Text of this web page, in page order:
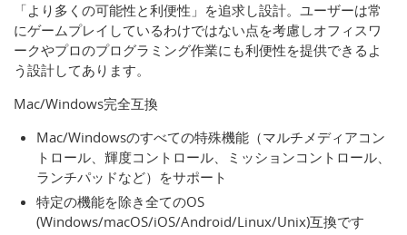
「より多くの可能性と利便性」を追求し設計。ユーザーは常
にゲームプレイしているわけではない点を考慮しオフィスワ
ークやプロのプログラミング作業にも利便性を提供できるよ
う設計してあります。
Mac/Windows完全互換
Mac/Windowsのすべての特殊機能（マルチメディアコン
トロール、輝度コントロール、ミッションコントロール、
ランチパッドなど）をサポート
特定の機能を除き全てのOS
(Windows/macOS/iOS/Android/Linux/Unix)互換です